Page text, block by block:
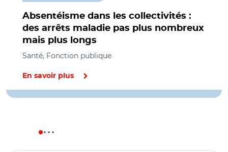
Absentéisme dans les collectivités :
des arrêts maladie pas plus nombreux
mais plus longs
Santé, Fonction publique
En savoir plus